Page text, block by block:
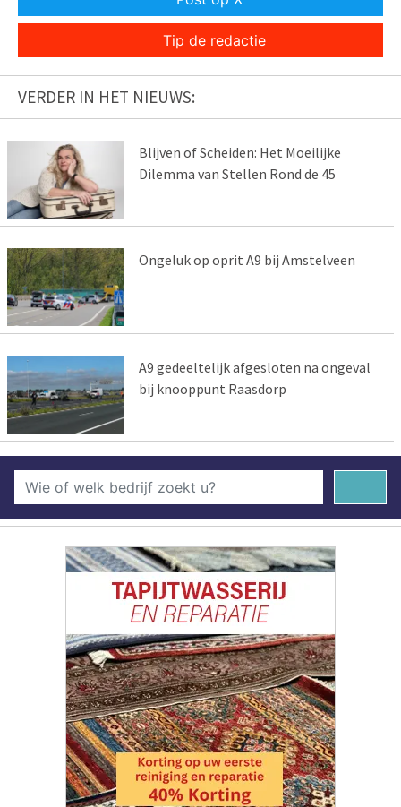
Tip de redactie
VERDER IN HET NIEUWS:
Blijven of Scheiden: Het Moeilijke
Dilemma van Stellen Rond de 45
Ongeluk op oprit A9 bij Amstelveen
A9 gedeeltelijk afgesloten na ongeval
bij knooppunt Raasdorp